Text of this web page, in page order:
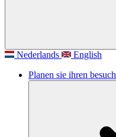
Nederlands
English
Planen sie ihren besuch